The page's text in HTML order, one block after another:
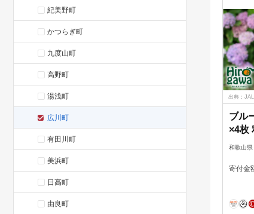
紀美野町
かつらぎ町
九度山町
高野町
湯浅町
広川町
有田川町
美浜町
日高町
由良町
出典：
ブル
×4枚
月下
比べ
ハイ
ファ
にお
和歌山県
寄付金